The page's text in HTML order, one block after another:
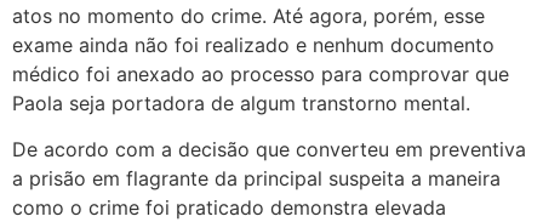
atos no momento do crime. Até agora, porém, esse
exame ainda não foi realizado e nenhum documento
médico foi anexado ao processo para comprovar que
Paola seja portadora de algum transtorno mental.
De acordo com a decisão que converteu em preventiva
a prisão em flagrante da principal suspeita a maneira
como o crime foi praticado demonstra elevada